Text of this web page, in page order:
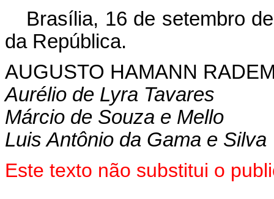
Brasília, 16 de setembro
da República.
AUGUSTO HAMANN
Aurélio de Lyra Tavares
Márcio de Souza e Mello
Luis Antônio da Gama e Silva
Este texto não substitui o